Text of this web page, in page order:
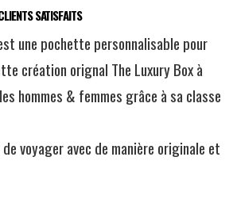
SATISFAITS
une pochette personnalisable pour
création orignal The Luxury Box à
hommes & femmes grâce à sa classe
voyager avec de manière originale et